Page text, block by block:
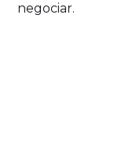
negociar.